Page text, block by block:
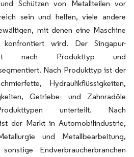
Schützen von Metallteilen vor
sein und helfen, viele andere
mit denen eine Maschine
wird. Der Singapur-
ist nach Produkttyp und
Nach Produkttyp ist der
Hydraulikflüssigkeiten,
Getriebe- und Zahnradöle
unterteilt. Nach
der Markt in Automobilindustrie,
und Metallbearbeitung,
Endverbraucherbranchen